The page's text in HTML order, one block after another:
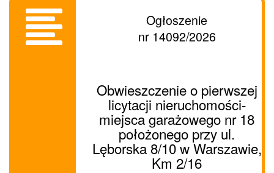
Ogłoszenie
nr 14092/2026
Obwieszczenie o pierwszej
licytacji nieruchomości-
miejsca garażowego nr 18
położonego przy ul.
Lęborska 8/10 w Warszawie,
Km 2/16